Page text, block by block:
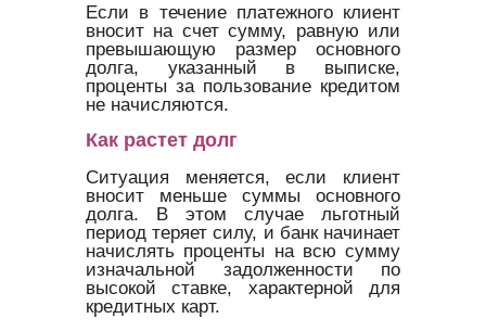
Если в течение платежного клиент
вносит на счет сумму, равную или
превышающую размер основного
долга, указанный в выписке,
проценты за пользование кредитом
не начисляются.
Как растет долг
Ситуация меняется, если клиент
вносит меньше суммы основного
долга. В этом случае льготный
период теряет силу, и банк начинает
начислять проценты на всю сумму
изначальной задолженности по
высокой ставке, характерной для
кредитных карт.